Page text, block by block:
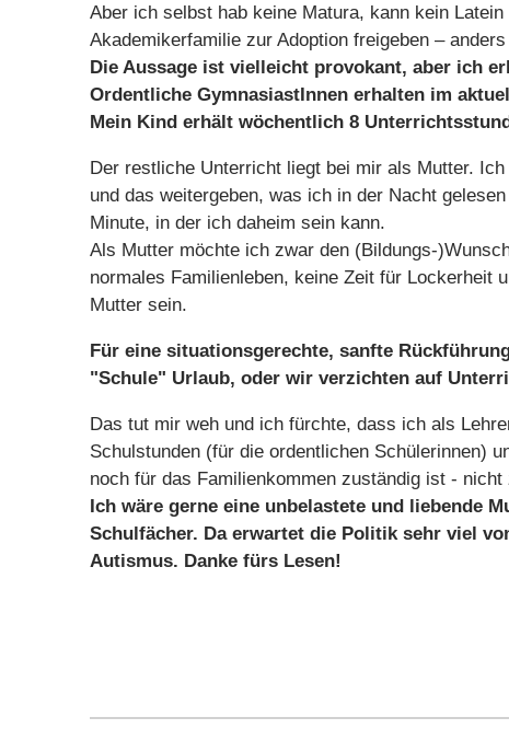
Aber ich selbst hab keine Matura, kann kein
Akademikerfamilie zur Adoption freigeben –
Die Aussage ist vielleicht provokant, aber ich
Ordentliche GymnasiastInnen erhalten im
Mein Kind erhält wöchentlich 8
Der restliche Unterricht liegt bei mir als Mutter.
und das weitergeben, was ich in der Nacht
Minute, in der ich daheim sein kann.
Als Mutter möchte ich zwar den (Bildungs-
normales Familienleben, keine Zeit für Lockerheit
Mutter sein.
Für eine situationsgerechte, sanfte
"Schule" Urlaub, oder wir verzichten auf
Das tut mir weh und ich fürchte, dass ich als
Schulstunden (für die ordentlichen Schülerinnen)
noch für das Familienkommen zuständig ist - nicht
Ich wäre gerne eine unbelastete und liebende
Schulfächer. Da erwartet die Politik sehr viel
Autismus. Danke fürs Lesen!